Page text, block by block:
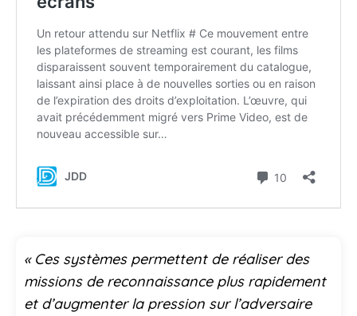
« Ces systèmes permettent de réaliser des
missions de reconnaissance plus rapidement
et d’augmenter la pression sur l’adversaire